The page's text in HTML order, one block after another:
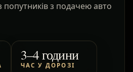
попутників з подачею авто
3–4 години
ЧАС У ДОРОЗІ